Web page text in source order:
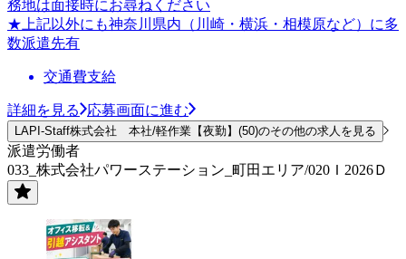
務地は面接時にお尋ねください
★上記以外にも神奈川県内（川崎・横浜・相模原など）に多
数派遣先有
交通費支給
詳細を見る 応募画面に進む
LAPI-Staff株式会社 本社/軽作業【夜勤】(50)のその他の求人を見る
派遣労働者
033_株式会社パワーステーション_町田エリア/020Ｉ2026Ｄ